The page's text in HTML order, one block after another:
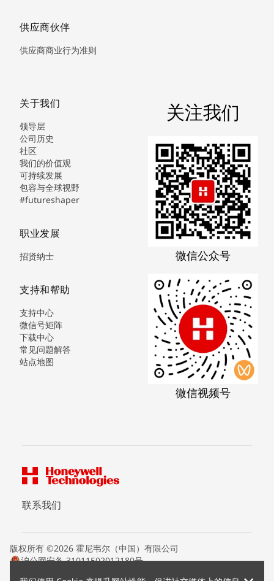
供应商伙伴
供应商商业行为准则
关于我们
领导层
公司历史
社区
我们的价值观
可持续发展
包容与全球视野
#futureshaper
职业发展
招贤纳士
支持和帮助
支持中心
微信号矩阵
下载中心
常见问题解答
站点地图
关注我们
微信公众号
微信视频号
联系我们
版权所有 ©2026 霍尼韦尔（中国）有限公司
沪公网安备 31011502012180号